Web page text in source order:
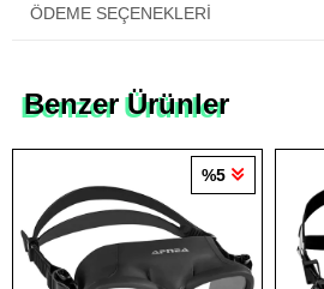
ÖDEME SEÇENEKLERI
Benzer Ürünler
%5